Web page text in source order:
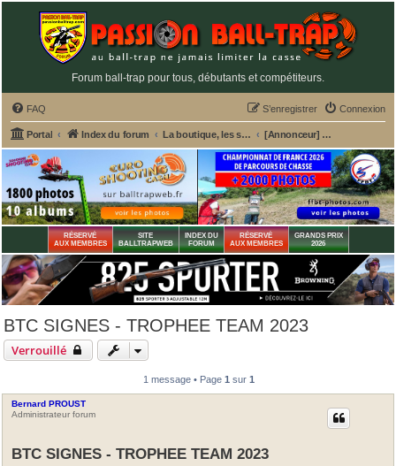
Forum ball-trap pour tous, débutants et compétiteurs.
FAQ Connexion
S’enregistrer
Portal Index du forum La boutique, les services et annonceurs PASSION BALL-TRAP [Annonceur] BTC SIGNES - Stand ball-trap - Dpt 83
RÉSERVÉ
AUX MEMBRES
SITE
BALLTRAPWEB
INDEX DU
FORUM
RÉSERVÉ
AUX MEMBRES
GRANDS PRIX
2026
BTC SIGNES - TROPHEE TEAM 2023
Verrouillé
1 message • Page 1 sur 1
Bernard PROUST
Administrateur forum
BTC SIGNES - TROPHEE TEAM 2023